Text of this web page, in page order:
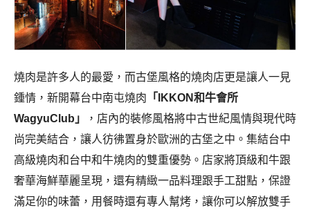
燒肉是許多人的最愛，而古堡風格的燒肉店更是讓人一見
鍾情，新開幕台中南屯燒肉 「IKKON和牛會所
WagyuClub」
，店內的裝修風格將中古世紀風情與現代時
尚完美結合，讓人彷彿置身於歐洲的古堡之中。 集結台中
高級燒肉和台中和牛燒肉的雙重優勢。店家將頂級和牛跟
奢華海鮮華麗呈現，還有精緻一品料理跟手工甜點，保證
滿足你的味蕾，用餐時還有專人幫烤，讓你可以解放雙手